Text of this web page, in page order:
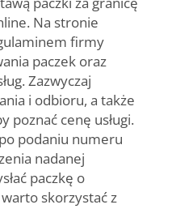
Na stronie
firmy
paczek oraz
Zazwyczaj
i odbioru, a także
poznać cenę usługi.
podaniu numeru
nadanej
paczkę o
skorzystać z